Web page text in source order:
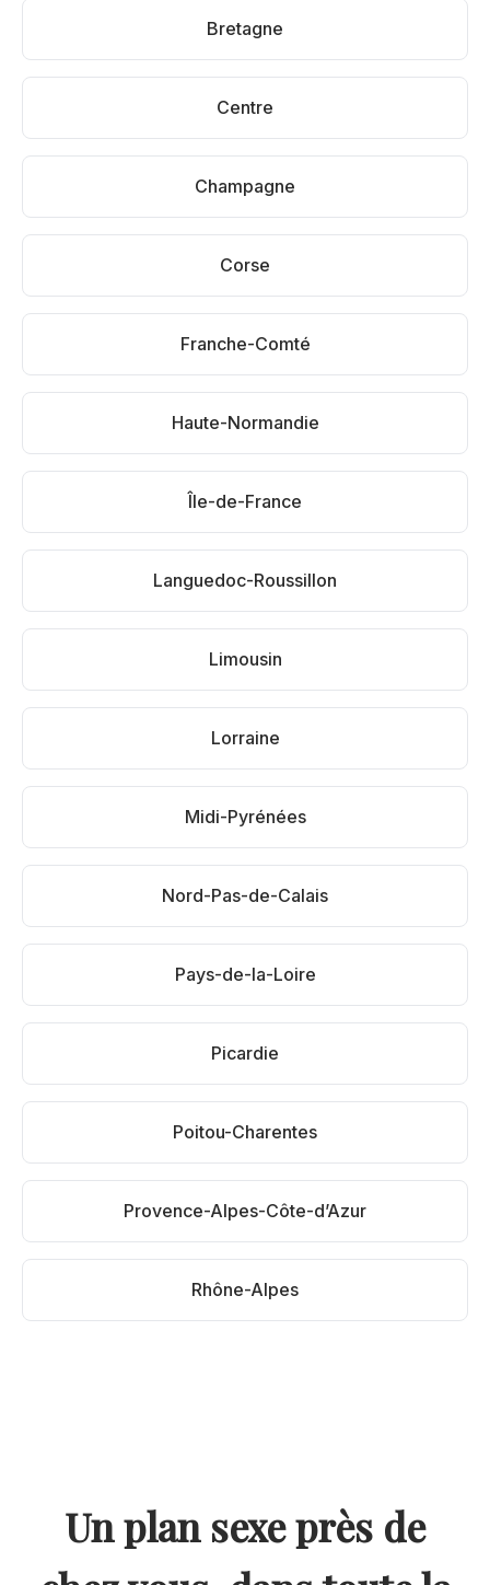
Bretagne
Centre
Champagne
Corse
Franche-Comté
Haute-Normandie
Île-de-France
Languedoc-Roussillon
Limousin
Lorraine
Midi-Pyrénées
Nord-Pas-de-Calais
Pays-de-la-Loire
Picardie
Poitou-Charentes
Provence-Alpes-Côte-d’Azur
Rhône-Alpes
Un plan sexe près de